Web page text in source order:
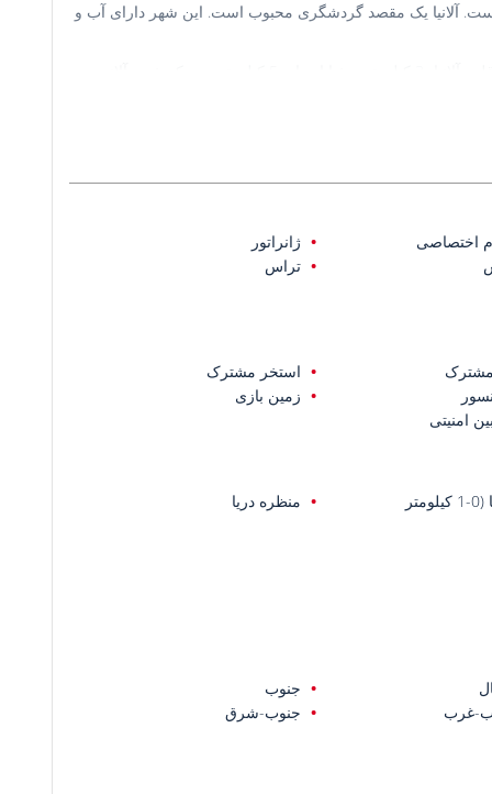
است. آلانیا یک مقصد گردشگری محبوب است. این شهر دارای آب و
اختصاصی
ژانراتور
تراس
مشترک
استخر مشترک
زمین بازی
امنیتی
منظره دریا
جنوب
غرب
جنوب-شرق